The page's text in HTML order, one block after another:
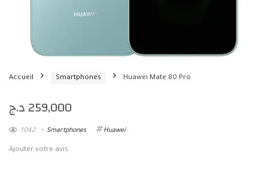
Accueil Smartphones Huawei Mate 80 Pro
259,000د.ج
1042 Smartphones Huawei
Ajouter votre avis